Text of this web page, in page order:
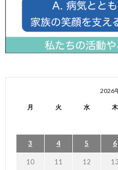
2026
月 火 水 木
3 4 5 6
10 11 12 13